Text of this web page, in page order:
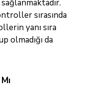
sırasında
yanı sıra
olmadığı da